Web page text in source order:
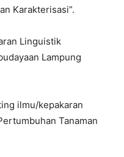
Karakterisasi”.
Linguistik
Lampung
ilmu/kepakaran
Tanaman